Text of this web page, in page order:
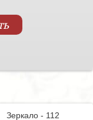
Зеркало - 112